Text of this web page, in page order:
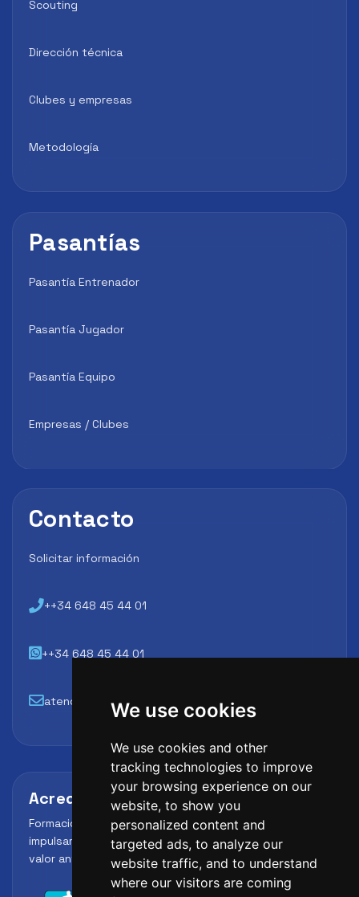
We use cookies
We use cookies and other
tracking technologies to improve
your browsing experience on our
website, to show you
personalized content and
targeted ads, to analyze our
website traffic, and to understand
where our visitors are coming
Scouting
Dirección técnica
Clubes y empresas
Metodología
Pasantías
Pasantía Entrenador
Pasantía Jugador
Pasantía Equipo
Empresas / Clubes
Contacto
Solicitar información
++34 648 45 44 01
++34 648 45 44 01
atencion@futbollab.com
Acreditaciones y alianzas
Formación, metodología y reconocimiento para
impulsar el perfil profesional del alumno y reforzar su
valor ante clubes, academias y entidades deportivas.